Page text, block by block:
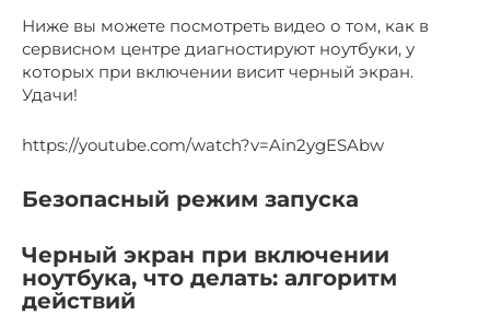
Ниже вы можете посмотреть видео о том, как в
сервисном центре диагностируют ноутбуки, у
которых при включении висит черный экран.
Удачи!
https://youtube.com/watch?v=Ain2ygESAbw
Безопасный режим запуска
Черный экран при включении
ноутбука, что делать: алгоритм
действий